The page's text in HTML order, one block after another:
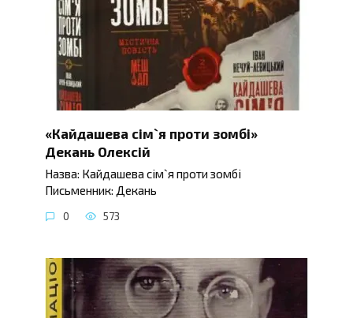
«Кайдашева сім`я проти зомбі»
Декань Олексій
Назва: Кайдашева сім`я проти зомбі
Письменник: Декань
0 573